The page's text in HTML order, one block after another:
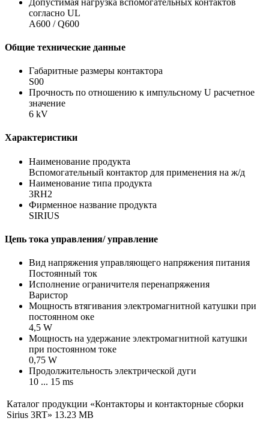
согласно UL
A600 / Q600
Общие технические данные
Габаритные размеры контактора
S00
Прочность по отношению к импульсному U расчетное
значение
6 kV
Характеристики
Наименование продукта
Вспомогательный контактор для применения на ж/д
Наименование типа продукта
3RH2
Фирменное название продукта
SIRIUS
Цепь тока управления/ управление
Вид напряжения управляющего напряжения питания
Постоянный ток
Исполнение ограничителя перенапряжения
Варистор
Мощность втягивания электромагнитной катушки при
постоянном оке
4,5 W
Мощность на удержание электромагнитной катушки
при постоянном токе
0,75 W
Продолжительность электрической дуги
10 ... 15 ms
Каталог продукции «Контакторы и контакторные сборки
Sirius 3RT» 13.23 MB